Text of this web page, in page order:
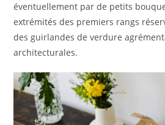
éventuellement par de petits
extrémités des premiers rangs
des guirlandes de verdure
architecturales.